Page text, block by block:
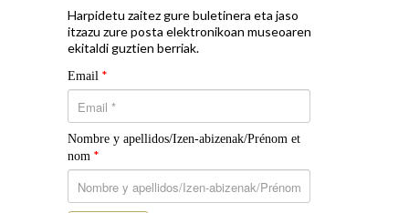
Harpidetu zaitez gure buletinera eta jaso
itzazu zure posta elektronikoan museoaren
ekitaldi guztien berriak.
Email *
Nombre y apellidos/Izen-abizenak/Prénom et
nom *